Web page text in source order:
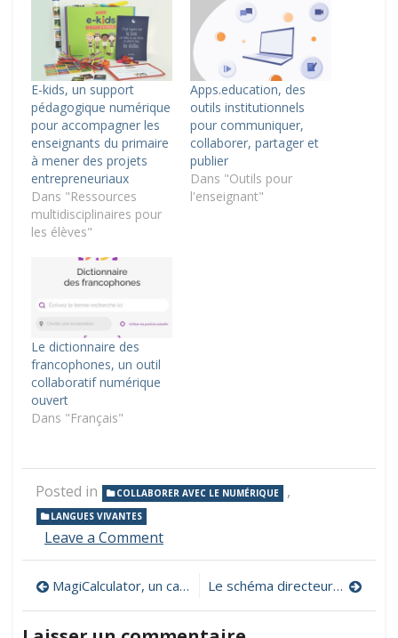
E-kids, un support
pédagogique numérique
pour accompagner les
enseignants du primaire
à mener des projets
entrepreneuriaux
Dans "Ressources
multidisciplinaires pour
les élèves"
Apps.education, des
outils institutionnels
pour communiquer,
collaborer, partager et
publier
Dans "Outils pour
l'enseignant"
Le dictionnaire des
francophones, un outil
collaboratif numérique
ouvert
Dans "Français"
Posted in COLLABORER AVEC LE NUMÉRIQUE ,
LANGUES VIVANTES
Leave a Commenton
mener
des
projets
Navigation
de
MagiCalculator, un calculateur virtuel pédagogique muni d’un vérificateur du travail de l’élève Le schéma directeur des ENT (SDET)